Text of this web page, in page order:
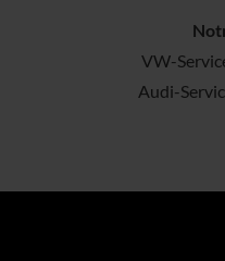
VW-
Audi-